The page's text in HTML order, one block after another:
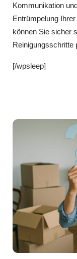
Kommunikation
Entrümpelung
können Sie sicher
Reinigungsschritte
[/wpsleep]